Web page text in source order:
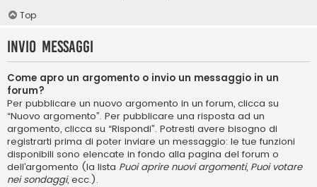
Top
Invio Messaggi
Come apro un argomento o invio un messaggio in un
forum?
Per pubblicare un nuovo argomento in un forum, clicca su
“Nuovo argomento”. Per pubblicare una risposta ad un
argomento, clicca su “Rispondi”. Potresti avere bisogno di
registrarti prima di poter inviare un messaggio: le tue funzioni
disponibili sono elencate in fondo alla pagina del forum o
dell’argomento (la lista Puoi aprire nuovi argomenti, Puoi votare
nei sondaggi, ecc.).